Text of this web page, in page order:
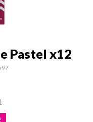
Pastel x12